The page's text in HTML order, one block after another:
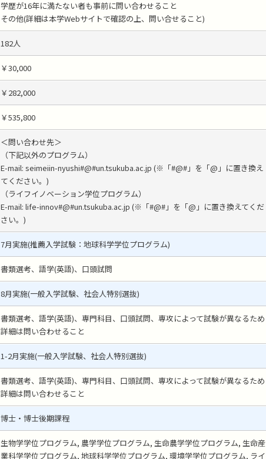
学歴が16年に満たない者も事前に問い合わせること
その他(詳細は本学Webサイトで確認の上、問い合せること)
182人
￥30,000
￥282,000
￥535,800
＜問い合わせ先＞
（下記以外のプログラム）
E-mail: seimeiin-nyushi#@#un.tsukuba.ac.jp (※「#@#」を「@」に置き換え
てください。)
（ライフイノベーション学位プログラム）
E-mail: life-innov#@#un.tsukuba.ac.jp (※「#@#」を「@」に置き換えてくだ
さい。)
7月実施(推薦入学試験：地球科学学位プログラム)
書類選考、語学(英語)、口頭試問
8月実施(一般入学試験、社会人特別選抜)
書類選考、語学(英語)、専門科目、口頭試問、専攻によって試験が異なるため
詳細は問い合わせること
1-2月実施(一般入学試験、社会人特別選抜)
書類選考、語学(英語)、専門科目、口頭試問、専攻によって試験が異なるため
詳細は問い合わせること
博士・博士後期課程
生物学学位プログラム, 農学学位プログラム, 生命農学学位プログラム, 生命産
業科学学位プログラム, 地球科学学位プログラム, 環境学学位プログラム, ライ